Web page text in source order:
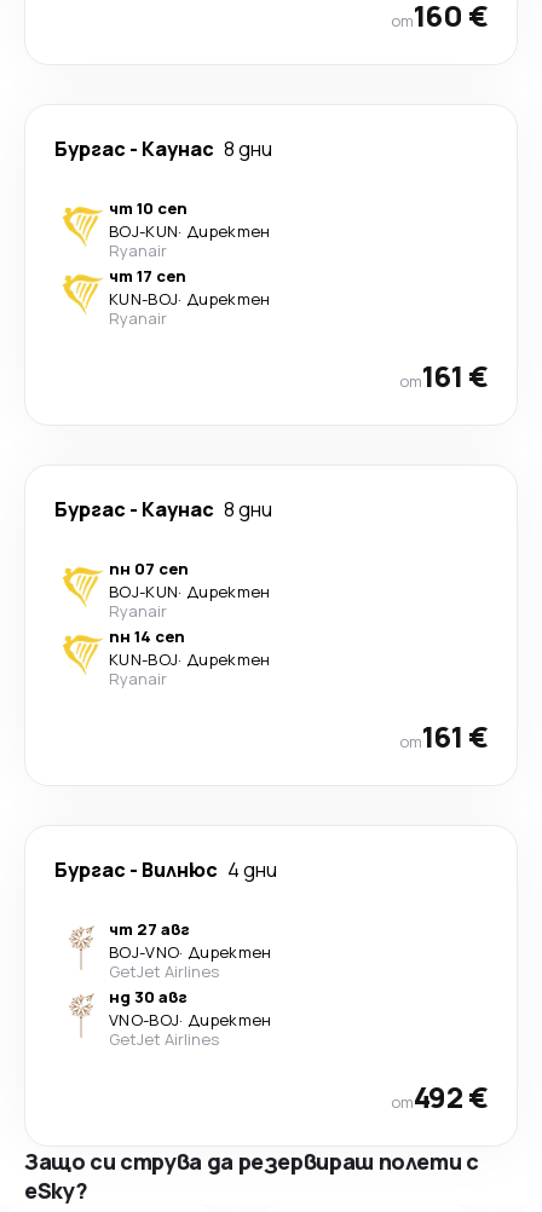
от160 €
Бургас - Каунас 8 дни
чт 10 сеп
BOJ-KUN· Директен
Ryanair
чт 17 сеп
KUN-BOJ· Директен
Ryanair
от161 €
Бургас - Каунас 8 дни
пн 07 сеп
BOJ-KUN· Директен
Ryanair
пн 14 сеп
KUN-BOJ· Директен
Ryanair
от161 €
Бургас - Вилнюс 4 дни
чт 27 авг
BOJ-VNO· Директен
GetJet Airlines
нд 30 авг
VNO-BOJ· Директен
GetJet Airlines
от492 €
Защо си струва да резервираш полети с
eSky?